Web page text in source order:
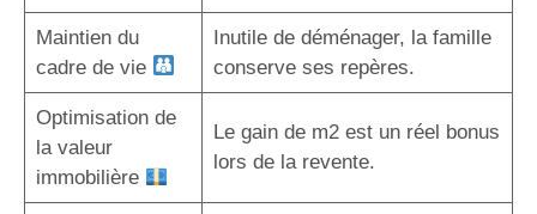
Maintien du
cadre de vie
Inutile de déménager, la famille
conserve ses repères.
Optimisation de
la valeur
immobilière
Le gain de m2 est un réel bonus
lors de la revente.